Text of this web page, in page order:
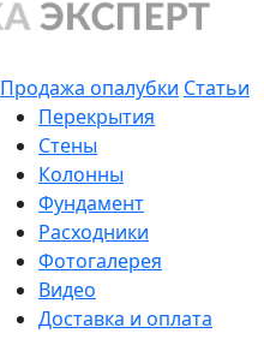
Продажа опалубки Статьи
Перекрытия
Стены
Колонны
Фундамент
Расходники
Фотогалерея
Видео
Доставка и оплата